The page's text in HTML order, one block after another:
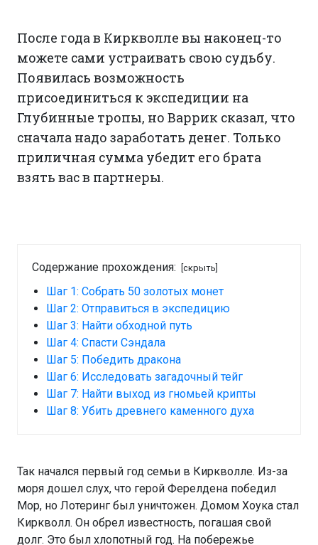
После года в Киркволле вы наконец-то
можете сами устраивать свою судьбу.
Появилась возможность
присоединиться к экспедиции на
Глубинные тропы, но Варрик сказал, что
сначала надо заработать денег. Только
приличная сумма убедит его брата
взять вас в партнеры.
Содержание прохождения: [скрыть]
Шаг 1: Собрать 50 золотых монет
Шаг 2: Отправиться в экспедицию
Шаг 3: Найти обходной путь
Шаг 4: Спасти Сэндала
Шаг 5: Победить дракона
Шаг 6: Исследовать загадочный тейг
Шаг 7: Найти выход из гномьей крипты
Шаг 8: Убить древнего каменного духа
Так начался первый год семьи в Киркволле. Из-за
моря дошел слух, что герой Ферелдена победил
Мор, но Лотеринг был уничтожен. Домом Хоука стал
Киркволл. Он обрел известность, погашая свой
долг. Это был хлопотный год. На побережье